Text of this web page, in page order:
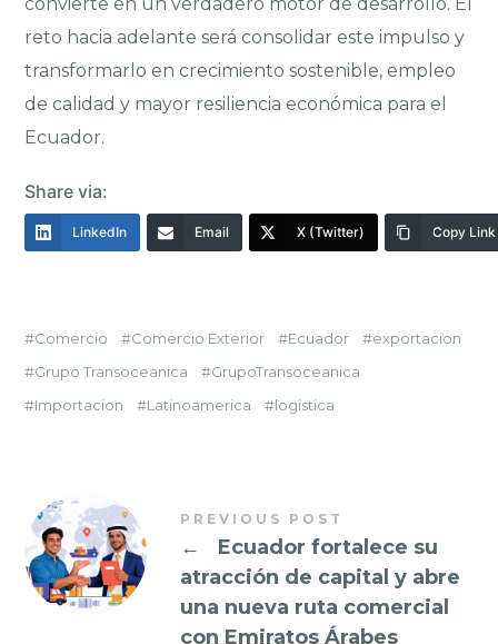
reto hacia adelante será consolidar este impulso y
transformarlo en crecimiento sostenible, empleo
de calidad y mayor resiliencia económica para el
Ecuador.
Share via:
LinkedIn Email X (Twitter) Copy Link
Comercio Comercio Exterior Ecuador
exportacion
Grupo Transoceanica
GrupoTransoceanica
Importacion
Latinoamerica logistica
PREVIOUS POST
←
Ecuador fortalece su
atracción de capital y abre
una nueva ruta comercial
con Emiratos Árabes